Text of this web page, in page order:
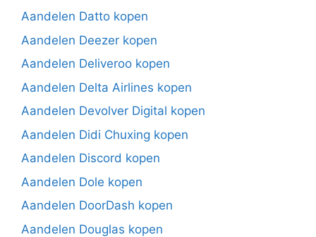
Aandelen Datto kopen
Aandelen Deezer kopen
Aandelen Deliveroo kopen
Aandelen Delta Airlines kopen
Aandelen Devolver Digital kopen
Aandelen Didi Chuxing kopen
Aandelen Discord kopen
Aandelen Dole kopen
Aandelen DoorDash kopen
Aandelen Douglas kopen